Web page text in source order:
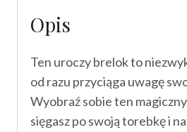
Opis
Ten uroczy brelok to
od razu przyciąga uwagę
Wyobraź sobie ten
sięgasz po swoją torebkę i